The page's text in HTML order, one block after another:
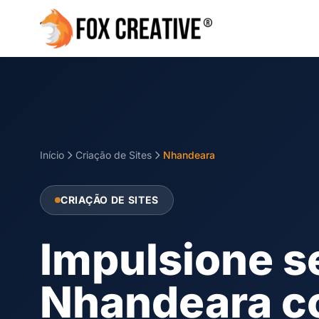
Início Criação de Sites Nhandeara
CRIAÇÃO DE SITES
Impulsione
Nhandeara